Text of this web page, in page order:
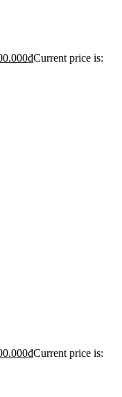
₫Current price is:
₫Current price is: